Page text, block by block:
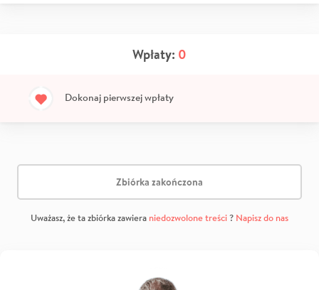
Wpłaty: 0
Dokonaj pierwszej wpłaty
Zbiórka zakończona
Uważasz, że ta zbiórka zawiera niedozwolone treści? Napisz do nas